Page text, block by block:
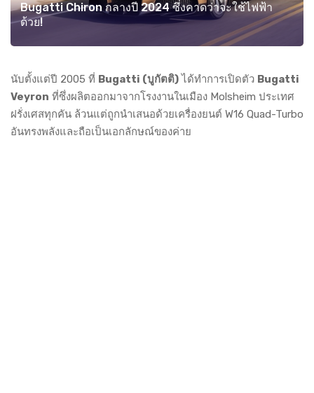
Bugatti Chiron กลางปี 2024 ซึ่งคาดว่าจะใช้ไฟฟ้า
ด้วย!
นับตั้งแต่ปี 2005 ที่ Bugatti (บูกัตติ)ได้ทำการเปิดตัว Bugatti
Veyron ที่ซึ่งผลิตออกมาจากโรงงานในเมือง Molsheim ประเทศ
ฝรั่งเศสทุกคัน ล้วนแต่ถูกนำเสนอด้วยเครื่องยนต์ W16 Quad-Turbo
อันทรงพลังและถือเป็นเอกลักษณ์ของค่าย